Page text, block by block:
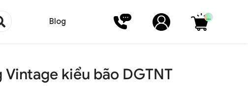
Blog ...
kiểu bão DGTNT